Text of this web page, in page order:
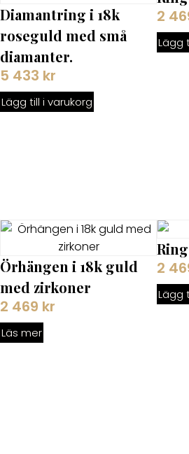
Diamantring i 18k
roseguld med små
diamanter.
5 433 kr
Lägg till i varukorg
2
Lägg
Örhängen i 18k guld
med zirkoner
2 469 kr
Läs mer
2
Lägg